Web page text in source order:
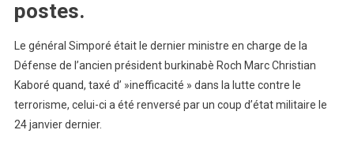
postes.
Le général Simporé était le dernier ministre en charge de la
Défense de l’ancien président burkinabè Roch Marc Christian
Kaboré quand, taxé d’ »inefficacité » dans la lutte contre le
terrorisme, celui-ci a été renversé par un coup d’état militaire le
24 janvier dernier.